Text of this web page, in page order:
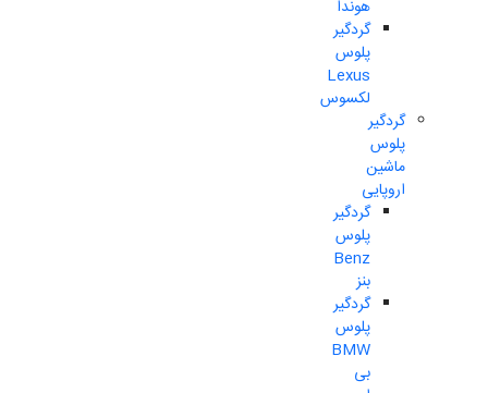
هوندا
گردگیر
پلوس
Lexus
لکسوس
گردگیر
پلوس
ماشین
اروپایی
گردگیر
پلوس
Benz
بنز
گردگیر
پلوس
BMW
بی